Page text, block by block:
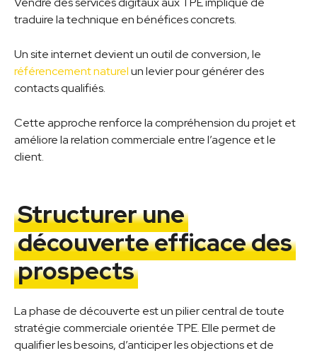
traduire la technique en bénéfices concrets.
Un site internet devient un outil de conversion, le
référencement naturelun levier pour générer des
contacts qualifiés.
Cette approche renforce la compréhension du projet et
améliore la relation commerciale entre l’agence et le
client.
Structurer une
découverte efficace des
prospects
La phase de découverte est un pilier central de toute
stratégie commerciale orientée TPE. Elle permet de
qualifier les besoins, d’anticiper les objections et de